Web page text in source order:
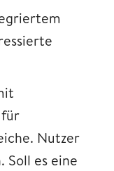
für
Nutzer
Soll es eine